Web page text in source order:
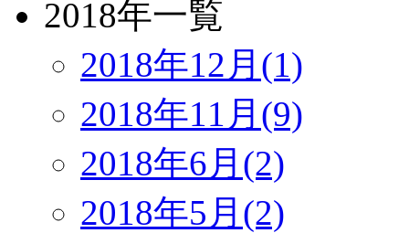
2018年一覧
2018年12月(1)
2018年11月(9)
2018年6月(2)
2018年5月(2)